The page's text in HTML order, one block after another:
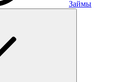
Займы